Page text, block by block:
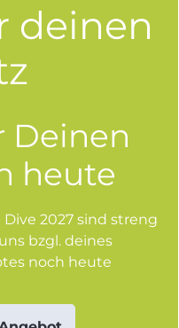
deinen
Deinen
heute
Dive 2027 sind streng
bzgl. deines
noch heute